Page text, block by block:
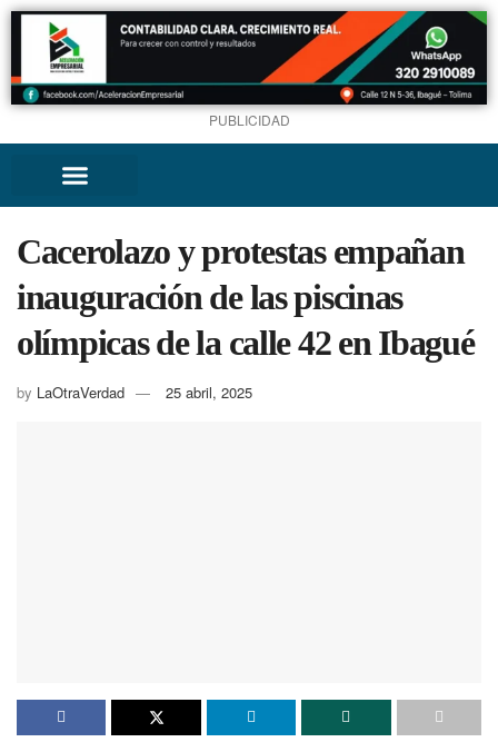
PUBLICIDAD
Cacerolazo y protestas empañan
inauguración de las piscinas
olímpicas de la calle 42 en Ibagué
by LaOtraVerdad 25 abril, 2025